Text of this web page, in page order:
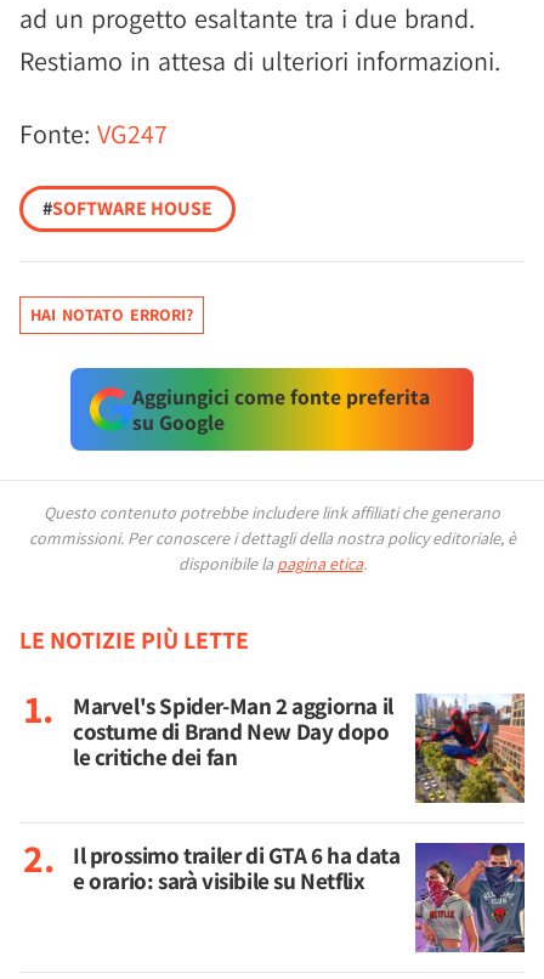
ad un progetto esaltante tra i due brand.
Restiamo in attesa di ulteriori informazioni.
Fonte: VG247
#SOFTWARE HOUSE
HAI NOTATO ERRORI?
Aggiungici come fonte preferita
su Google
Questo contenuto potrebbe includere link affiliati che generano
commissioni. Per conoscere i dettagli della nostra policy editoriale, è
disponibile la pagina etica.
LE NOTIZIE PIÙ LETTE
Marvel's Spider-Man 2 aggiorna il
costume di Brand New Day dopo
le critiche dei fan
Il prossimo trailer di GTA 6 ha data
e orario: sarà visibile su Netflix